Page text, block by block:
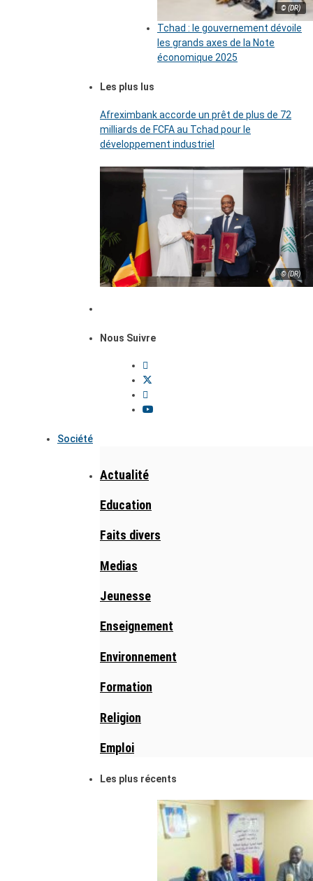
© (DR)
Tchad : le gouvernement dévoile
les grands axes de la Note
économique 2025
Les plus lus
Afreximbank accorde un prêt de plus de 72
milliards de FCFA au Tchad pour le
développement industriel
© (DR)
Nous Suivre
Société
Actualité
Education
Faits divers
Medias
Jeunesse
Enseignement
Environnement
Formation
Religion
Emploi
Les plus récents